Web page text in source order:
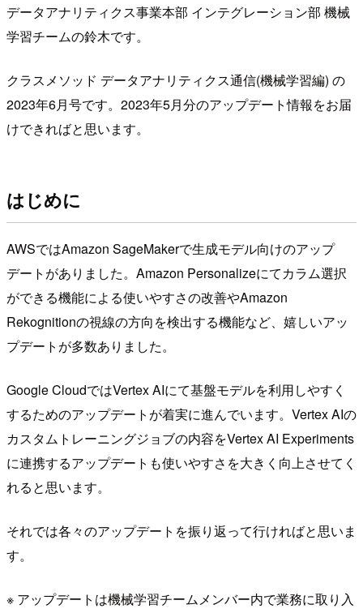
データアナリティクス事業本部 インテグレーション部 機械
学習チームの鈴木です。
クラスメソッド データアナリティクス通信(機械学習編) の
2023年6月号です。2023年5月分のアップデート情報をお届
けできればと思います。
はじめに
AWSではAmazon SageMakerで生成モデル向けのアップ
デートがありました。Amazon Personalizeにてカラム選択
ができる機能による使いやすさの改善やAmazon
Rekognitionの視線の方向を検出する機能など、嬉しいアッ
プデートが多数ありました。
Google CloudではVertex AIにて基盤モデルを利用しやすく
するためのアップデートが着実に進んでいます。Vertex AIの
カスタムトレーニングジョブの内容をVertex AI Experiments
に連携するアップデートも使いやすさを大きく向上させてく
れると思います。
それでは各々のアップデートを振り返って行ければと思いま
す。
※ アップデートは機械学習チームメンバー内で業務に取り入